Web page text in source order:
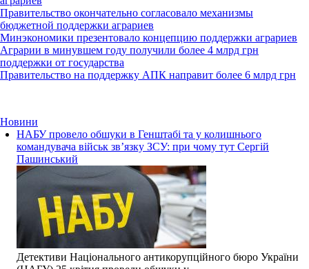
Правительство окончательно согласовало механизмы
бюджетной поддержки аграриев
Минэкономики презентовало концепцию поддержки аграриев
Аграрии в минувшем году получили более 4 млрд грн
поддержки от государства
Правительство на поддержку АПК направит более 6 млрд грн
Новини
НАБУ провело обшуки в Генштабі та у колишнього
командувача військ зв’язку ЗСУ: при чому тут Сергій
Пашинський
Детективи Національного антикорупційного бюро України